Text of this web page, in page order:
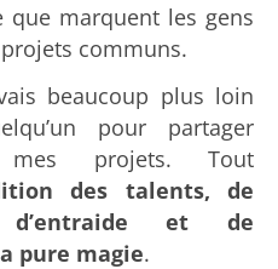
que marquent les gens
communs.
beaucoup plus loin
pour partager
mes projets. Tout
des talents, de
d’entraide et de
pure magie.